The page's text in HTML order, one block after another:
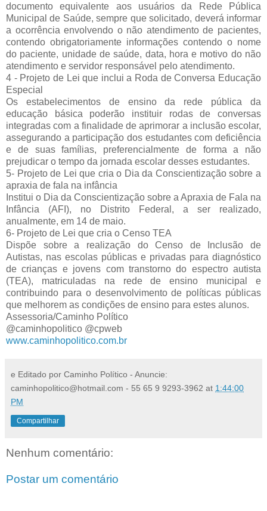
documento equivalente aos usuários da Rede Pública
Municipal de Saúde, sempre que solicitado, deverá informar
a ocorrência envolvendo o não atendimento de pacientes,
contendo obrigatoriamente informações contendo o nome
do paciente, unidade de saúde, data, hora e motivo do não
atendimento e servidor responsável pelo atendimento.
4 - Projeto de Lei que inclui a Roda de Conversa Educação
Especial
Os estabelecimentos de ensino da rede pública da
educação básica poderão instituir rodas de conversas
integradas com a finalidade de aprimorar a inclusão escolar,
assegurando a participação dos estudantes com deficiência
e de suas famílias, preferencialmente de forma a não
prejudicar o tempo da jornada escolar desses estudantes.
5- Projeto de Lei que cria o Dia da Conscientização sobre a
apraxia de fala na infância
Institui o Dia da Conscientização sobre a Apraxia de Fala na
Infância (AFI), no Distrito Federal, a ser realizado,
anualmente, em 14 de maio.
6- Projeto de Lei que cria o Censo TEA
Dispõe sobre a realização do Censo de Inclusão de
Autistas, nas escolas públicas e privadas para diagnóstico
de crianças e jovens com transtorno do espectro autista
(TEA), matriculadas na rede de ensino municipal e
contribuindo para o desenvolvimento de políticas públicas
que melhorem as condições de ensino para estes alunos.
Assessoria/Caminho Político
@caminhopolitico @cpweb
www.caminhopolitico.com.br
e Editado por Caminho Político - Anuncie:
caminhopolitico@hotmail.com - 55 65 9 9293-3962 at 1:44:00
PM
Compartilhar
Nenhum comentário:
Postar um comentário